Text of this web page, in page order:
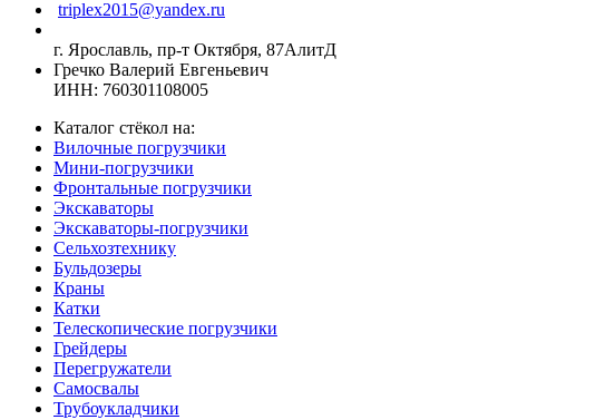
triplex2015@yandex.ru
г. Ярославль, пр-т Октября, 87АлитД
Гречко Валерий Евгеньевич
ИНН: 760301108005
Каталог стёкол на:
Вилочные погрузчики
Мини-погрузчики
Фронтальные погрузчики
Экскаваторы
Экскаваторы-погрузчики
Сельхозтехнику
Бульдозеры
Краны
Катки
Телескопические погрузчики
Грейдеры
Перегружатели
Самосвалы
Трубоукладчики